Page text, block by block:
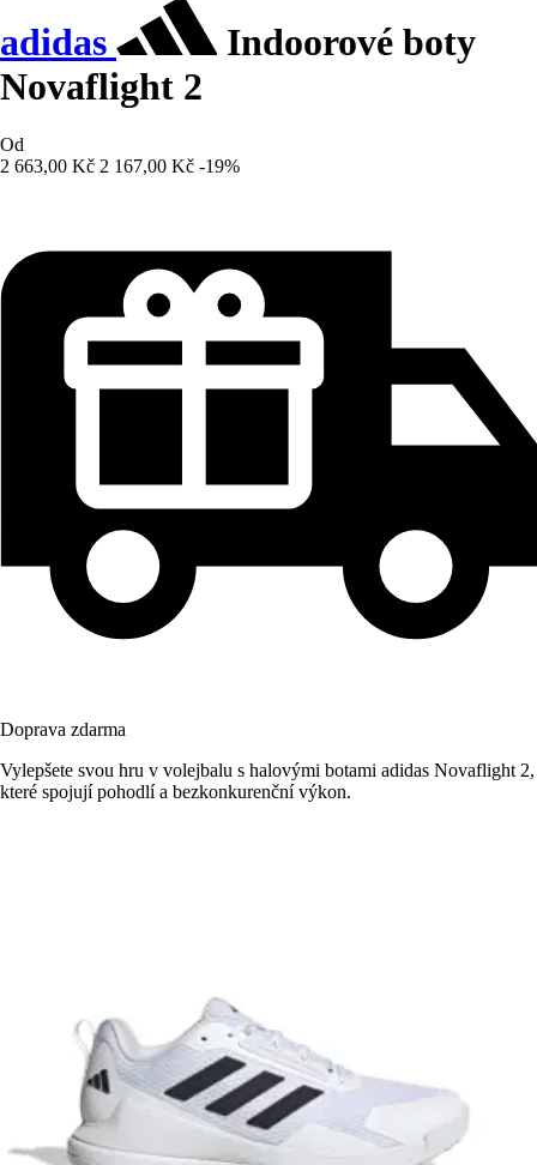
adidas
Indoorové boty
Novaflight 2
Od
2 663,00 Kč 2 167,00 Kč -19%
Doprava zdarma
Vylepšete svou hru v volejbalu s halovými botami adidas Novaflight 2,
které spojují pohodlí a bezkonkurenční výkon.